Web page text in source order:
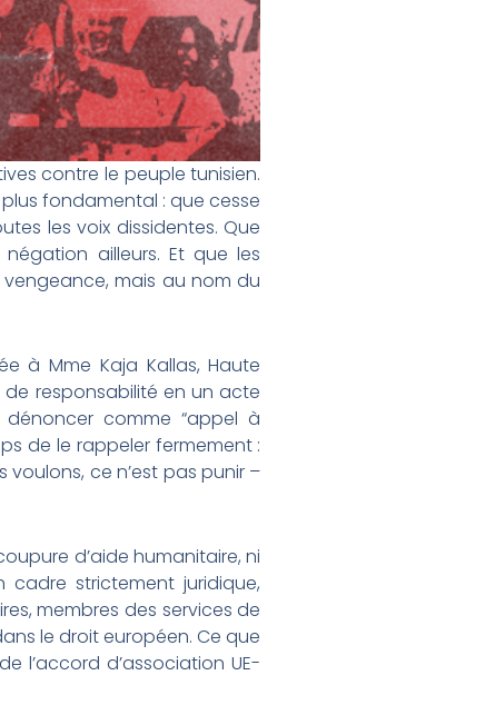
contre le peuple tunisien.
fondamental : que cesse
les voix dissidentes. Que
ailleurs. Et que les
mais au nom du
à Mme Kaja Kallas, Haute
de responsabilité en un acte
comme “appel à
de le rappeler fermement :
ce n’est pas punir –
d’aide humanitaire, ni
strictement juridique,
membres des services de
le droit européen. Ce que
l’accord d’association UE-